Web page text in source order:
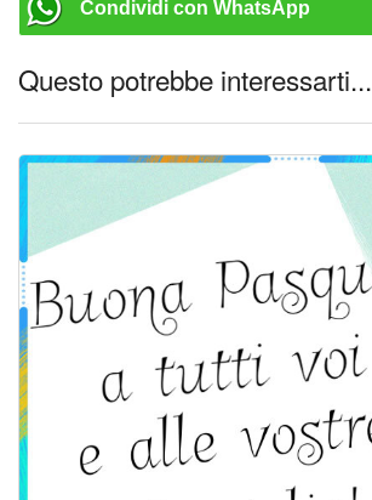
Condividi con WhatsApp
Questo potrebbe interessarti...